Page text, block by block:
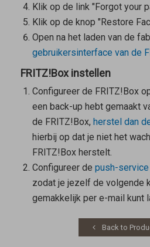
Klik op de link "Forgot your
Klik op de knop "Restore
Open na het laden van de
gebruikersinterface van de
FRITZ!Box instellen
Configureer de FRITZ!Box
een back-up hebt gemaakt
de FRITZ!Box, herstel dan
hierbij op dat je niethet
FRITZ!Box herstelt.
Configureer de push-
zodat je jezelf de volgende
gemakkelijk per e-mail kunt
Back to